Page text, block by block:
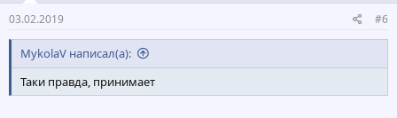
03.02.2019 #6
MykolaV написал(а):
Таки правда, принимает